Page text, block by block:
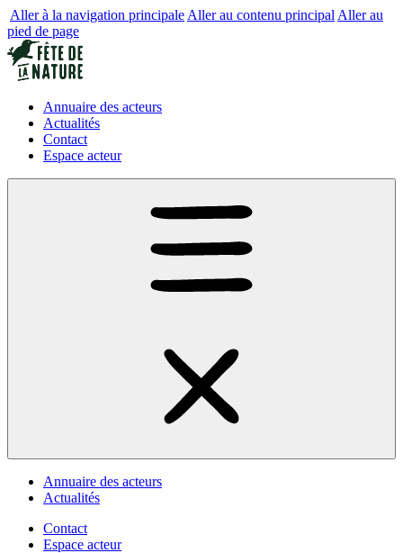
Aller à la navigation principale Aller au contenu principal Aller au
pied de page
Annuaire des acteurs
Actualités
Contact
Espace acteur
Annuaire des acteurs
Actualités
Contact
Espace acteur